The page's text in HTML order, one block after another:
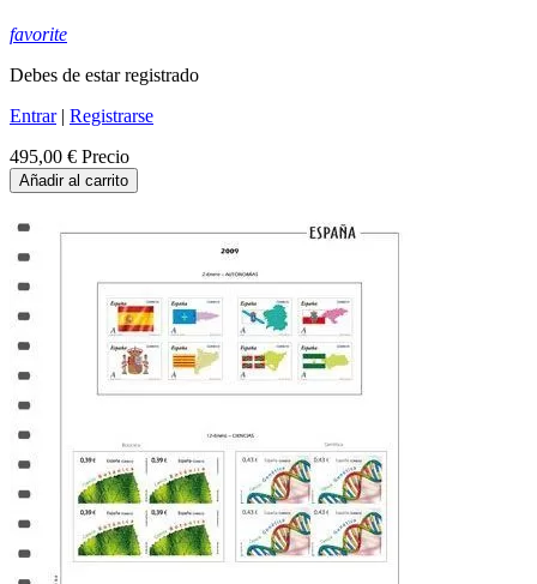
favorite
Debes de estar registrado
Entrar| Registrarse
495,00 € Precio
Añadir al carrito